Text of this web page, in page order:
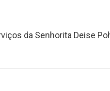
da Senhorita Deise